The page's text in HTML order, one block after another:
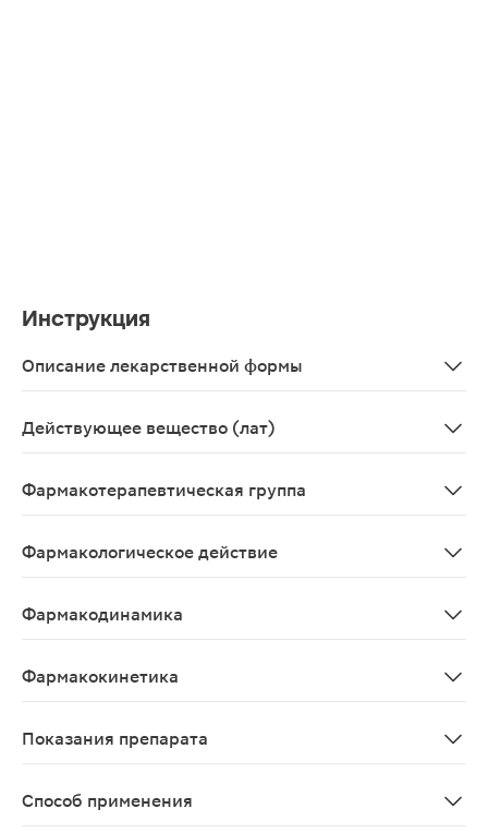
Инструкция
Описание лекарственной формы
Действующее вещество (лат)
Фармакотерапевтическая группа
Фармакологическое действие
Фармакодинамика
Фармакокинетика
Показания препарата
Способ применения